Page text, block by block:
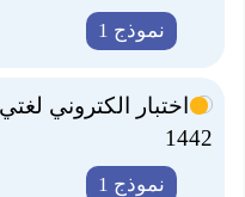
نموذج 1
اختبار الكتروني
1442
نموذج 1